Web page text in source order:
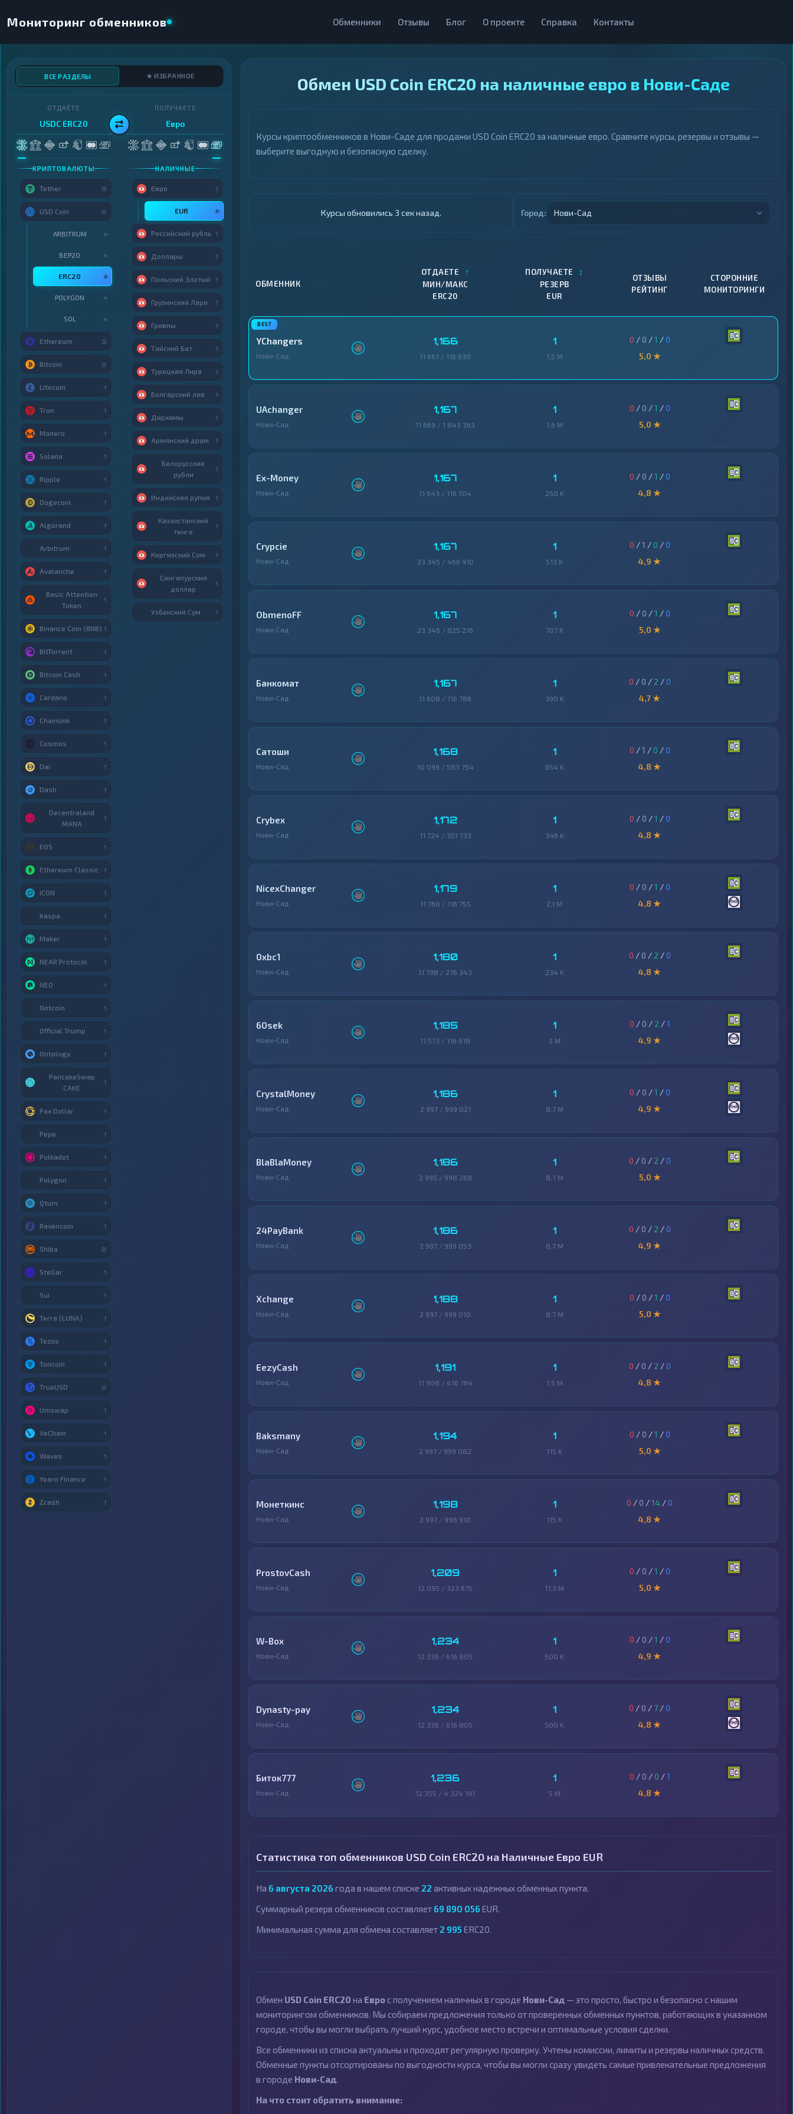
Мониторинг обменников Обменники Отзывы Блог О проекте Справка Контакты
Обмен USD Coin ERC20 на наличные евро в Нови-Саде
Курсы криптообменников в Нови-Саде для продажи USD Coin ERC20 за наличные евро. Сравните курсы, резервы и отзывы —
выберите выгодную и безопасную сделку.
Курсы обновились 4 сек назад. Город: Нови-Сад
ОБМЕННИК
ОТДАЕТЕ ↑
МИН/МАКС
ERC20
ПОЛУЧАЕТЕ ↕
РЕЗЕРВ
EUR
ОТЗЫВЫ
РЕЙТИНГ
СТОРОННИЕ
МОНИТОРИНГИ
YChangers
Нови-Сад
1,166
11 667 / 116 630
1
1,5 M
0 / 0 /1 /0
5,0 ★
UAchanger
Нови-Сад
1,167
11 669 / 1 843 363
1
1,6 M
0 / 0 /1 /0
5,0 ★
Ex-Money
Нови-Сад
1,167
11 643 / 116 704
1
250 K
0 / 0 /1 /0
4,8 ★
Crypcie
Нови-Сад
1,167
23 345 / 466 910
1
513 K
0 /1 / 0 /0
4,9 ★
ObmenoFF
Нови-Сад
1,167
23 346 / 825 216
1
707 K
0 / 0 /1 /0
5,0 ★
Банкомат
Нови-Сад
1,167
11 608 / 116 786
1
390 K
0 / 0 / 2 /0
4,7 ★
Сатоши
Нови-Сад
1,168
10 099 / 583 754
1
654 K
0 /1 / 0 /0
4,8 ★
Crybex
Нови-Сад
1,172
11 724 / 351 733
1
346 K
0 / 0 /1 /0
4,8 ★
NicexChanger
Нови-Сад
1,179
11 760 / 116 755
1
2,1 M
0 / 0 /1 /0
4,8 ★
0xbc1
Нови-Сад
1,180
11 798 / 276 343
1
234 K
0 / 0 / 2 /0
4,8 ★
60sek
Нови-Сад
1,185
11 573 / 116 618
1
2 M
0 / 0 / 2 /1
4,9 ★
CrystalMoney
Нови-Сад
1,186
2 997 / 999 021
1
8,7 M
0 / 0 /1 /0
4,9 ★
BlaBlaMoney
Нови-Сад
1,186
2 995 / 998 268
1
8,7 M
0 / 0 / 2 /0
5,0 ★
24PayBank
Нови-Сад
1,186
2 997 / 999 053
1
8,7 M
0 / 0 / 2 /0
4,9 ★
Xchange
Нови-Сад
1,188
2 997 / 999 010
1
8,7 M
0 / 0 /1 /0
5,0 ★
EezyCash
Нови-Сад
1,191
11 908 / 416 764
1
1,5 M
0 / 0 / 2 /0
4,8 ★
Baksmany
Нови-Сад
1,194
2 997 / 999 082
1
115 K
0 / 0 /1 /0
5,0 ★
Монеткинс
Нови-Сад
1,198
2 997 / 998 910
1
115 K
0 / 0 /14 /0
4,8 ★
ProstovCash
Нови-Сад
1,209
12 095 / 323 675
1
17,3 M
0 / 0 /1 /0
5,0 ★
W-Box
Нови-Сад
1,234
12 336 / 616 805
1
500 K
0 / 0 /1 /0
4,9 ★
Dynasty-pay
Нови-Сад
1,234
12 336 / 616 805
1
500 K
0 / 0 / 7 /0
4,8 ★
Биток777
Нови-Сад
1,236
12 355 / 4 324 191
1
5 M
0 / 0 / 0 /1
4,8 ★
Статистика топ обменников USD Coin ERC20 на Наличные Евро EUR
На 6 августа 2026 года в нашем списке 22 активных надежных обменных пункта.
Суммарный резерв обменников составляет 69 890 056 EUR.
Минимальная сумма для обмена составляет 2 995 ERC20.
Обмен USD Coin ERC20 на Еврос получением наличных в городе Нови-Сад — это просто, быстро и безопасно с нашим
мониторингом обменников. Мы собираем предложения только от проверенных обменных пунктов, работающих в указанном
городе, чтобы вы могли выбрать лучший курс, удобное место встречи и оптимальные условия сделки.
Все обменники из списка актуальны и проходят регулярную проверку. Учтены комиссии, лимиты и резервы наличных средств.
Обменные пункты отсортированы по выгодности курса, чтобы вы могли сразу увидеть самые привлекательные предложения
в городе Нови-Сад.
На что стоит обратить внимание:
ВСЕ РАЗДЕЛЫ ★ ИЗБРАННОЕ
ОТДАЁТЕ
USDC ERC20
КРИПТОВАЛЮТЫ
Tether 9
USD Coin 5
ARBITRUM ★
BEP20 ★
ERC20 ★
POLYGON ★
SOL ★
Ethereum 3
Bitcoin 2
Litecoin 1
Tron 1
Monero 1
Solana 1
Ripple 1
Dogecoin 1
Algorand 1
Arbitrum 1
Avalanche 1
Basic Attention
Token
1
Binance Coin (BNB) 1
BitTorrent 1
Bitcoin Cash 1
Cardano 1
Chainlink 1
Cosmos 1
Dai 1
Dash 1
Decentraland
MANA
1
EOS 1
Ethereum Classic 1
ICON 1
Kaspa 1
Maker 1
NEAR Protocol 1
NEO 1
Notcoin 1
Official Trump 1
Ontology 1
PancakeSwap
CAKE
1
Pax Dollar 1
Pepe 1
Polkadot 1
Polygon 1
Qtum 1
Ravencoin 1
Shiba 2
Stellar 1
Sui 1
Terra (LUNA) 1
Tezos 1
Toncoin 1
TrueUSD 2
Uniswap 1
VeChain 1
Waves 1
Yearn Finance 1
Zcash 1
ПОЛУЧАЕТЕ
Евро
НАЛИЧНЫЕ
Евро 1
EUR ★
Российский рубль 1
Доллары 1
Польский Злотый 1
Грузинский Лари 1
Гривны 1
Тайский Бат 1
Турецкая Лира 1
Болгарский лев 1
Дирхамы 1
Армянский драм 1
Белорусские
рубли
1
Индийская рупия 1
Казахстанский
тенге
1
Киргизский Сом 1
Сингапурский
доллар
1
Узбекский Сум 1